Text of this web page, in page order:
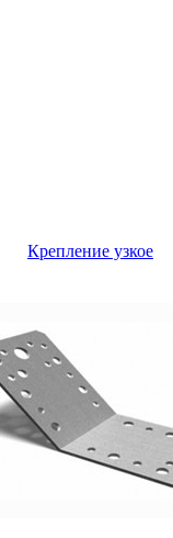
Крепление узкое